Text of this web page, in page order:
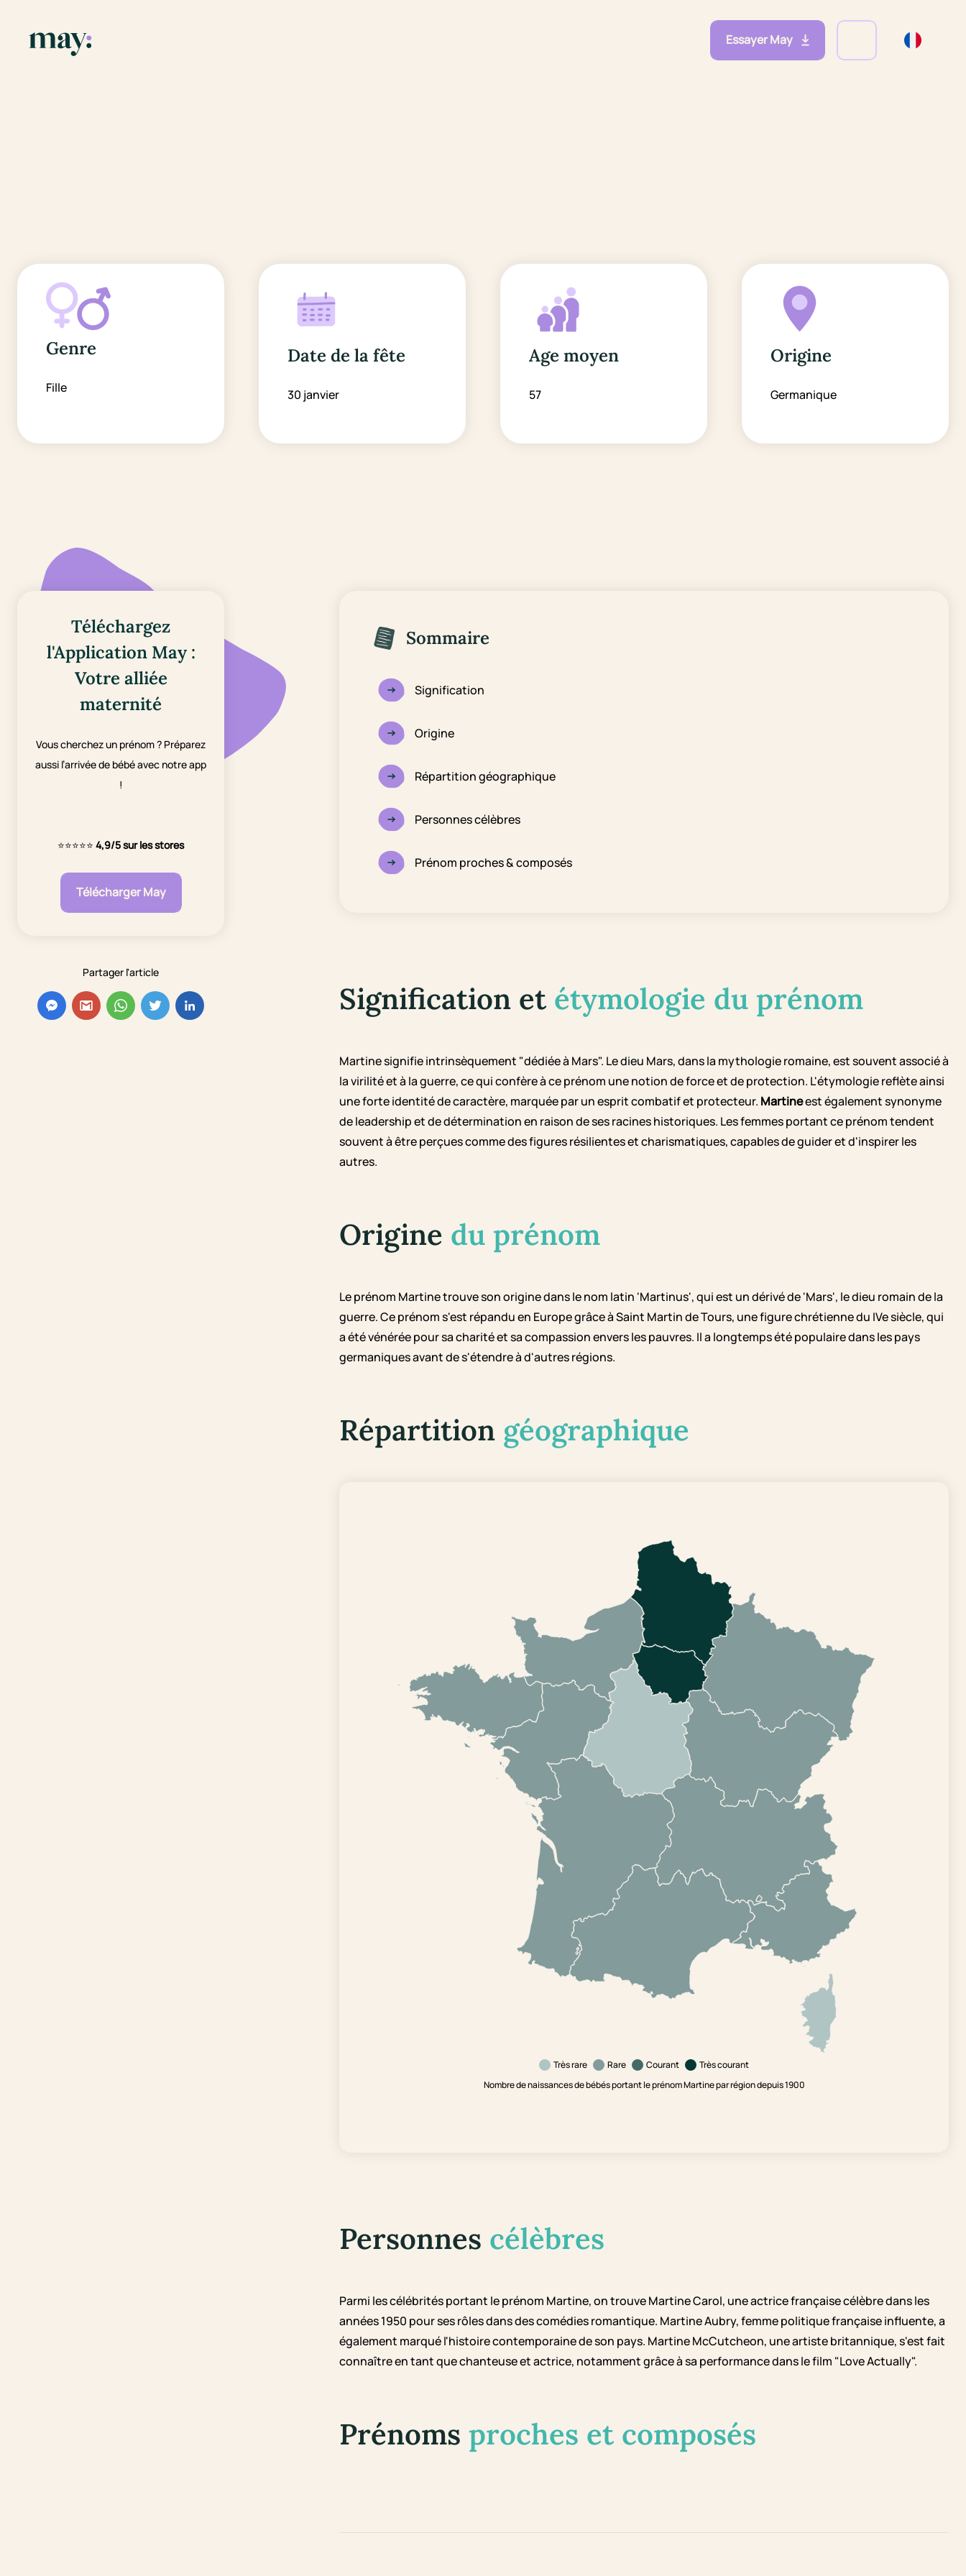
Essayer May
Genre
Fille
Date de la fête
30 janvier
Age moyen
57
Origine
Germanique
Téléchargez
l'Application May :
Votre alliée
maternité
Vous cherchez un prénom ? Préparez
aussi l’arrivée de bébé avec notre app
!
⭐⭐⭐⭐⭐ 4,9/5 sur les stores
Télécharger May
Partager l'article
Sommaire
Signification
Origine
Répartition géographique
Personnes célèbres
Prénom proches & composés
Signification et étymologie du prénom
Martine signifie intrinsèquement "dédiée à Mars". Le dieu Mars, dans la mythologie romaine, est souvent associé à
la virilité et à la guerre, ce qui confère à ce prénom une notion de force et de protection. L'étymologie reflète ainsi
une forte identité de caractère, marquée par un esprit combatif et protecteur. Martineest également synonyme
de leadership et de détermination en raison de ses racines historiques. Les femmes portant ce prénom tendent
souvent à être perçues comme des figures résilientes et charismatiques, capables de guider et d'inspirer les
autres.
Origine du prénom
Le prénom Martine trouve son origine dans le nom latin 'Martinus', qui est un dérivé de 'Mars', le dieu romain de la
guerre. Ce prénom s'est répandu en Europe grâce à Saint Martin de Tours, une figure chrétienne du IVe siècle, qui
a été vénérée pour sa charité et sa compassion envers les pauvres. Il a longtemps été populaire dans les pays
germaniques avant de s'étendre à d'autres régions.
Répartition géographique
Très rare Rare Courant
Très courant
Nombre de naissances de bébés portant le prénom Martine par région depuis 1900
Personnes célèbres
Parmi les célébrités portant le prénom Martine, on trouve Martine Carol, une actrice française célèbre dans les
années 1950 pour ses rôles dans des comédies romantique. Martine Aubry, femme politique française influente, a
également marqué l'histoire contemporaine de son pays. Martine McCutcheon, une artiste britannique, s'est fait
connaître en tant que chanteuse et actrice, notamment grâce à sa performance dans le film "Love Actually".
Prénoms proches et composés